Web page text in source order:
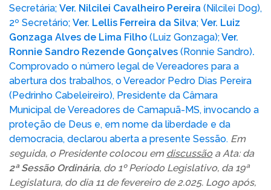
Secretária; Ver. Nilcilei Cavalheiro Pereira (Nilcilei Dog),
2º Secretário; Ver. Lellis Ferreira da Silva; Ver. Luiz
Gonzaga Alves de Lima Filho (Luiz Gonzaga);Ver.
Ronnie Sandro Rezende Gonçalves (Ronnie Sandro).
Comprovado o número legal de Vereadores para a
abertura dos trabalhos, o Vereador Pedro Dias Pereira
(Pedrinho Cabeleireiro), Presidente da Câmara
Municipal de Vereadores de Camapuã-MS, invocando a
proteção de Deus e, em nome da liberdade e da
democracia, declarou aberta a presente Sessão. Em
seguida, o Presidente colocou em discussãoa Ata: da
2ª Sessão Ordinária, do 1º Período Legislativo, da 19ª
Legislatura, do dia 11 de fevereiro de 2.025. Logo após,